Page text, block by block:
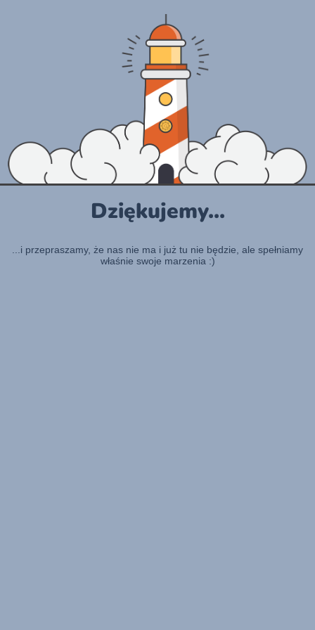
Dziękujemy...
...i przepraszamy, że nas nie ma i już tu nie będzie, ale spełniamy
właśnie swoje marzenia :)